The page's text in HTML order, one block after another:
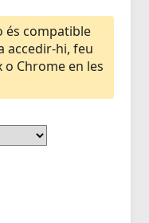
és compatible
accedir-hi, feu
Chrome en les